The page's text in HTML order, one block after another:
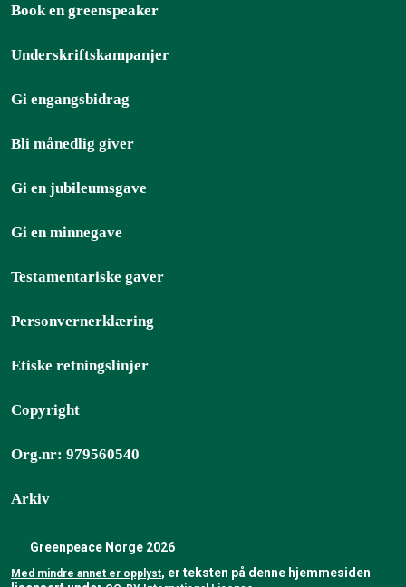
Book en greenspeaker
Underskriftskampanjer
Gi engangsbidrag
Bli månedlig giver
Gi en jubileumsgave
Gi en minnegave
Testamentariske gaver
Personvernerklæring
Etiske retningslinjer
Copyright
Org.nr: 979560540
Arkiv
Greenpeace Norge 2026
Med mindre annet er opplyst, er teksten på denne hjemmesiden